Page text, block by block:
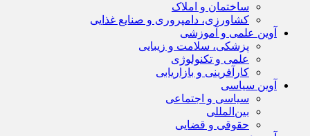
ساختمان و املاک
کشاورزی، دامپروری و صنایع غذایی
آوین علمی و آموزشی
پزشکی، سلامت و زیبایی
علمی و تکنولوژی
کارآفرینی و بازاریابی
آوین سیاسی
سیاسی و اجتماعی
بین‌المللی
حقوقی و قضایی